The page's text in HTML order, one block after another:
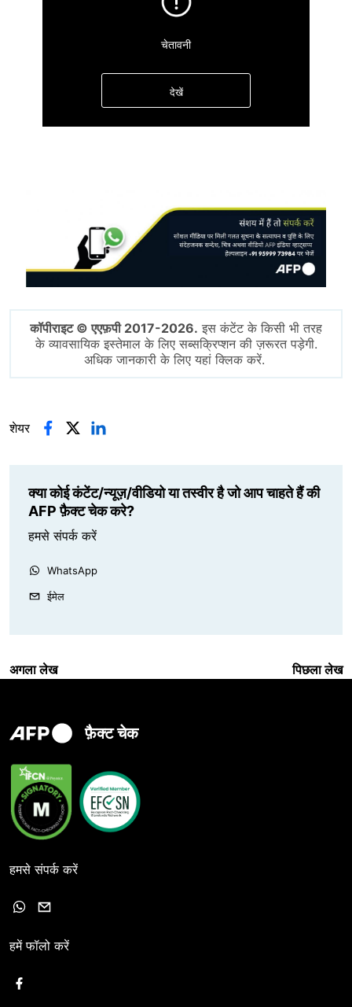
चेतावनी
देखें
छिपाएं
कॉपीराइट © एएफ़पी 2017-2026. इस कंटेंट के किसी भी तरह
के व्यावसायिक इस्तेमाल के लिए सब्सक्रिप्शन की ज़रूरत पड़ेगी.
अधिक जानकारी के लिए यहां क्लिक करें.
शेयर
क्या कोई कंटेंट/न्यूज़/वीडियो या तस्वीर है जो आप चाहते हैं की
AFP फ़ैक्ट चेक करे?
हमसे संपर्क करें
WhatsApp
ईमेल
अगला लेख पिछला लेख
फ़ैक्ट चेक
हमसे संपर्क करें
हमें फॉलो करें